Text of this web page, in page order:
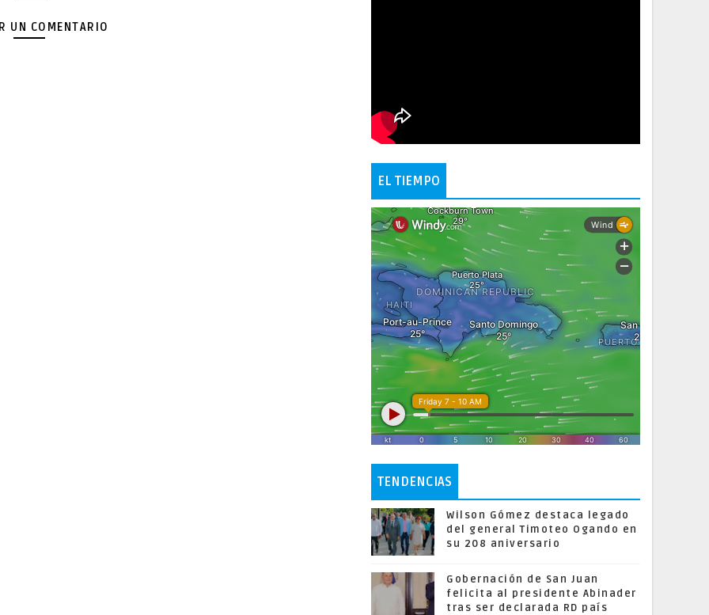
UN COMENTARIO
EL TIEMPO
TENDENCIAS
Wilson Gómez destaca legado
del general Timoteo Ogando en
su 208 aniversario
Gobernación de San Juan
felicita al presidente Abinader
tras ser declarada RD país